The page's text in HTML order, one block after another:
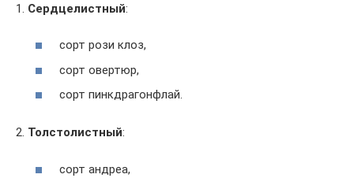
1. Сердцелистный:
сорт рози клоз,
сорт овертюр,
сорт пинкдрагонфлай.
2. Толстолистный:
сорт андреа,